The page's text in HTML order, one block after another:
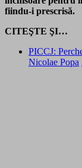
fiindu-i prescrisă.
CITEŞTE ŞI…
PICCJ:
Nicolae Popa